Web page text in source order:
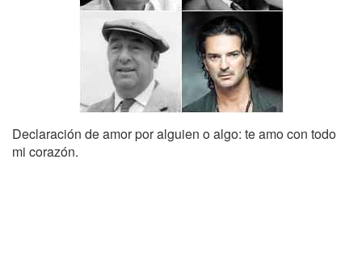
Declaración de amor por alguien o algo: te amo con todo
mi corazón.